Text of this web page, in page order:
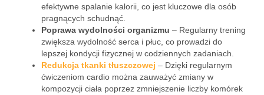
efektywne spalanie kalorii, co jest kluczowe dla osób
pragnących schudnąć.
Poprawa wydolności organizmu – Regularny trening
zwiększa wydolność serca i płuc, co prowadzi do
lepszej kondycji fizycznej w codziennych zadaniach.
Redukcja tkanki tłuszczowej – Dzięki regularnym
ćwiczeniom cardio można zauważyć zmiany w
kompozycji ciała poprzez zmniejszenie liczby komórek